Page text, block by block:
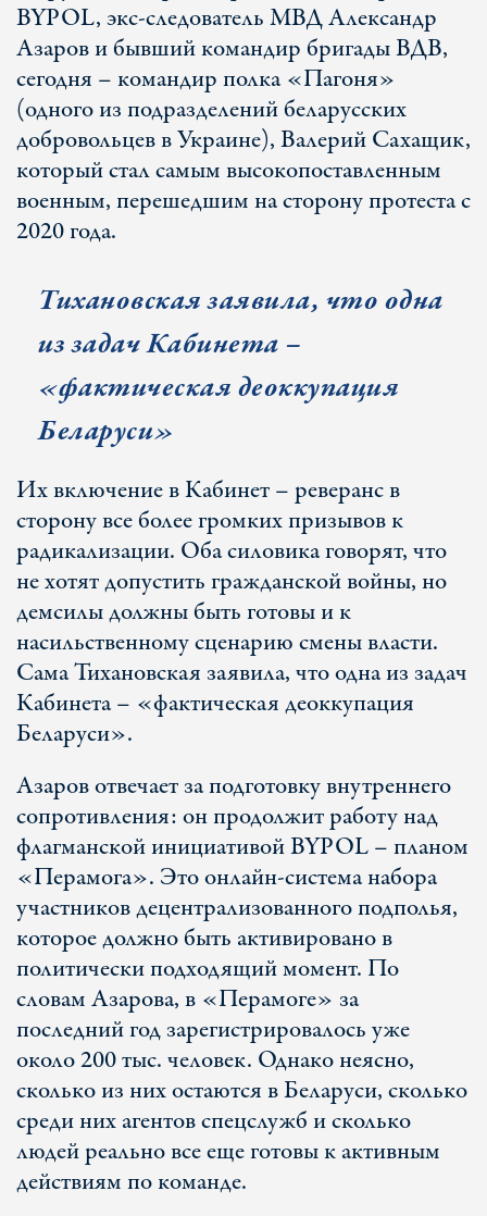
BYPOL, экс-следователь МВД Александр
Азаров и бывший командир бригады ВДВ,
сегодня – командир полка «Пагоня»
(одного из подразделений беларусских
добровольцев в Украине), Валерий Сахащик,
который стал самым высокопоставленным
военным, перешедшим на сторону протеста с
2020 года.
Тихановская заявила, что одна
из задач Кабинета –
«фактическая деоккупация
Беларуси»
Их включение в Кабинет – реверанс в
сторону все более громких призывов к
радикализации. Оба силовика говорят, что
не хотят допустить гражданской войны, но
демсилы должны быть готовы и к
насильственному сценарию смены власти.
Сама Тихановская заявила, что одна из задач
Кабинета – «фактическая деоккупация
Беларуси».
Азаров отвечает за подготовку внутреннего
сопротивления: он продолжит работу над
флагманской инициативой BYPOL – планом
«Перамога». Это онлайн-система набора
участников децентрализованного подполья,
которое должно быть активировано в
политически подходящий момент. По
словам Азарова, в «Перамоге» за
последний год зарегистрировалось уже
около 200 тыс. человек. Однако неясно,
сколько из них остаются в Беларуси, сколько
среди них агентов спецслужб и сколько
людей реально все еще готовы к активным
действиям по команде.